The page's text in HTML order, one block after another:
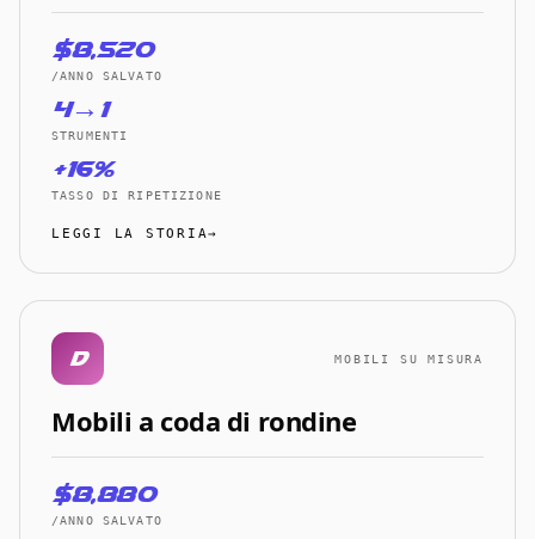
$8,520
/ANNO SALVATO
4→1
STRUMENTI
+16%
TASSO DI RIPETIZIONE
LEGGI LA STORIA→
D MOBILI SU MISURA
Mobili a coda di rondine
$8,880
/ANNO SALVATO